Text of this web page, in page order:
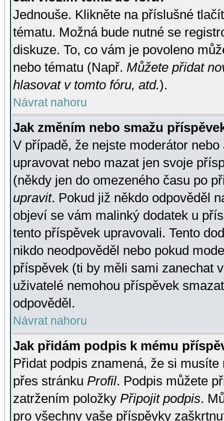
Jednouše. Klikněte na příslušné
tématu. Možná bude nutné se
diskuze. To, co vám je povoleno
nebo tématu (Např. Můžete přidat
hlasovat v tomto fóru, atd.).
Návrat nahoru
Jak změním nebo smažu
V případě, že nejste moderátor
upravovat nebo mazat jen svoje
(někdy jen do omezeného času po
upravit. Pokud již někdo odpověděl
objeví se vám malinký dodatek u
tento příspěvek upravovali. Tento
nikdo neodpověděl nebo pokud
příspěvek (ti by měli sami zanechat
uživatelé nemohou příspěvek
odpověděl.
Návrat nahoru
Jak přidám podpis k mému
Přidat podpis znamená, že si
přes stránku Profil. Podpis můžete
zatržením položky Připojit podpis.
pro všechny vaše příspěvky